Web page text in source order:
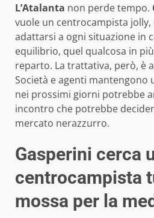
L’Atalanta non perde tempo.
vuole un centrocampista jolly,
adattarsi a ogni situazione in
equilibrio, quel qualcosa in
reparto. La trattativa, però, è
Società e agenti mantengono
nei prossimi giorni potrebbe
incontro che potrebbe
mercato nerazzurro.
Gasperini cerca
centrocampista
mossa per la